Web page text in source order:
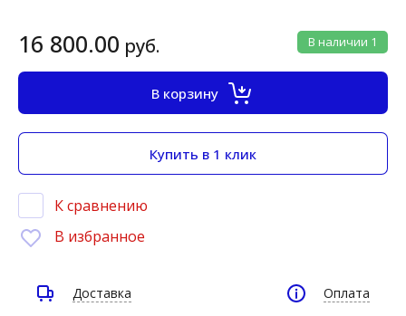
В наличии 1
16 800.00 руб.
В корзину
Купить в 1 клик
К сравнению
В избранное
Доставка Оплата